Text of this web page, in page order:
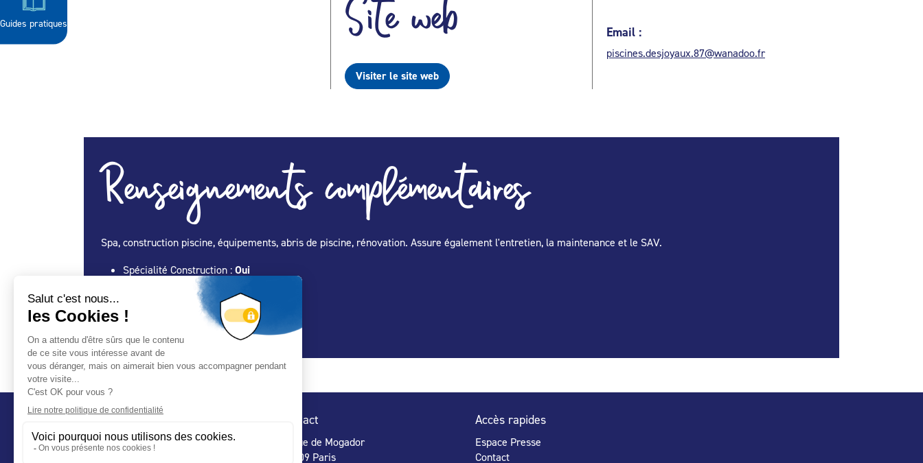
Guides pratiques Site web
Visiter le site web
Email :
piscines.desjoyaux.87@wanadoo.fr
Renseignements complémentaires
Spa, construction piscine, équipements, abris de piscine, rénovation. Assure également l'entretien, la maintenance et le SAV.
Spécialité Construction : Oui
Spécialité Entretien Maintenance :
Oui
Spécialité Abris : Oui
Contact
32 rue de Mogador
75 009 Paris
Accès rapides
Espace Presse
Contact